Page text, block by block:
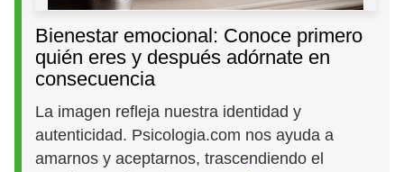
Bienestar emocional: Conoce primero
quién eres y después adórnate en
consecuencia
La imagen refleja nuestra identidad y
autenticidad. Psicologia.com nos ayuda a
amarnos y aceptarnos, trascendiendo el